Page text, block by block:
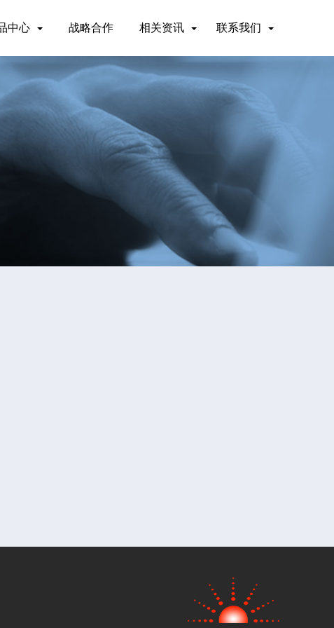
中心 战略合作 相关资讯 联系我们